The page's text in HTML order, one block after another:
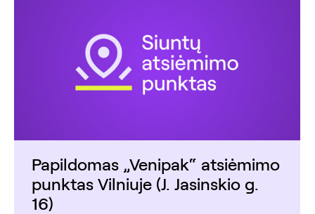
Papildomas „Venipak“ atsiėmimo
punktas Vilniuje (J. Jasinskio g.
16)